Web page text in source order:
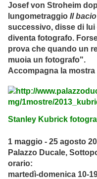
Josef von Stroheim
lungometraggio Il
successivo, disse di
diventa fotografo.
prova che quando un
muoia un fotografo".
Accompagna la
Stanley Kubrick
1 maggio - 25 agosto
Palazzo Ducale,
orario:
martedì-domenica 10-